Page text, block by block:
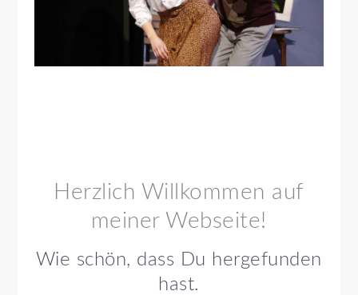
Herzlich Willkommen auf
meiner Webseite!
Wie schön, dass Du hergefunden
hast.